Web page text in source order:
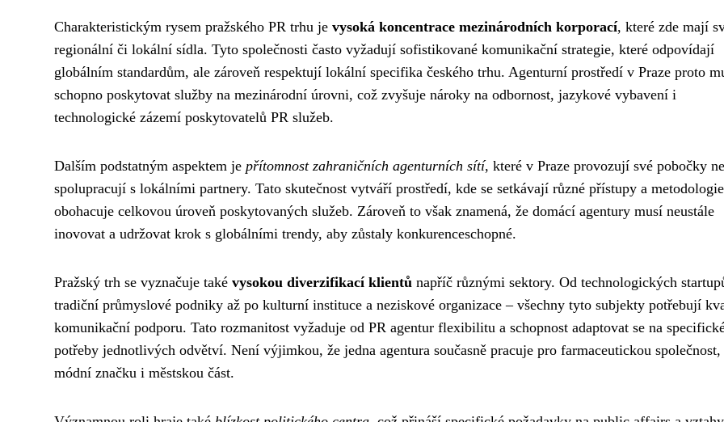
Charakteristickým rysem pražského PR trhu je vysoká koncentrace mezinárodních korporací, které zde mají
regionální či lokální sídla. Tyto společnosti často vyžadují sofistikované komunikační strategie, které odpovídají
globálním standardům, ale zároveň respektují lokální specifika českého trhu. Agenturní prostředí v Praze proto
schopno poskytovat služby na mezinárodní úrovni, což zvyšuje nároky na odbornost, jazykové vybavení i
technologické zázemí poskytovatelů PR služeb.
Dalším podstatným aspektem je přítomnost zahraničních agenturních sítí, které v Praze provozují své pobočky
spolupracují s lokálními partnery. Tato skutečnost vytváří prostředí, kde se setkávají různé přístupy a
obohacuje celkovou úroveň poskytovaných služeb. Zároveň to však znamená, že domácí agentury musí neustále
inovovat a udržovat krok s globálními trendy, aby zůstaly konkurenceschopné.
Pražský trh se vyznačuje také vysokou diverzifikací klientů napříč různými sektory. Od technologických
tradiční průmyslové podniky až po kulturní instituce a neziskové organizace – všechny tyto subjekty potřebují
komunikační podporu. Tato rozmanitost vyžaduje od PR agentur flexibilitu a schopnost adaptovat se na
potřeby jednotlivých odvětví. Není výjimkou, že jedna agentura současně pracuje pro farmaceutickou společnost,
módní značku i městskou část.